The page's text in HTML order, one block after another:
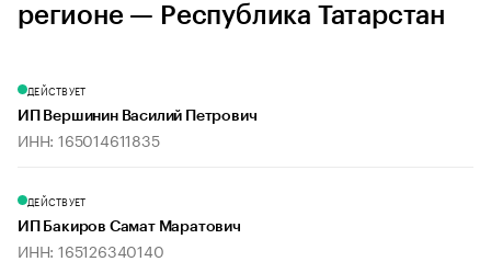
регионе — Республика Татарстан
ДЕЙСТВУЕТ
ИП Вершинин Василий Петрович
ИНН: 165014611835
ДЕЙСТВУЕТ
ИП Бакиров Самат Маратович
ИНН: 165126340140